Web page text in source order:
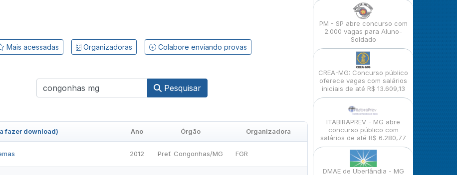
Mais acessadas Organizadoras Colabore enviando provas
Pesquisar
fazer download) Ano Órgão Organizadora
2012 Pref. Congonhas/MG FGR
PM - SP abre concurso com
2.000 vagas para Aluno-
Soldado
CREA-MG: Concurso público
oferece vagas com salários
iniciais de até R$ 13.609,13
ITABIRAPREV - MG abre
concurso público com
salários de até R$ 6.280,77
DMAE de Uberlândia - MG